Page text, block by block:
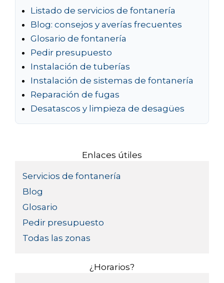
Listado de servicios de fontanería
Blog: consejos y averías frecuentes
Glosario de fontanería
Pedir presupuesto
Instalación de tuberías
Instalación de sistemas de fontanería
Reparación de fugas
Desatascos y limpieza de desagües
Enlaces útiles
Servicios de fontanería
Blog
Glosario
Pedir presupuesto
Todas las zonas
¿Horarios?